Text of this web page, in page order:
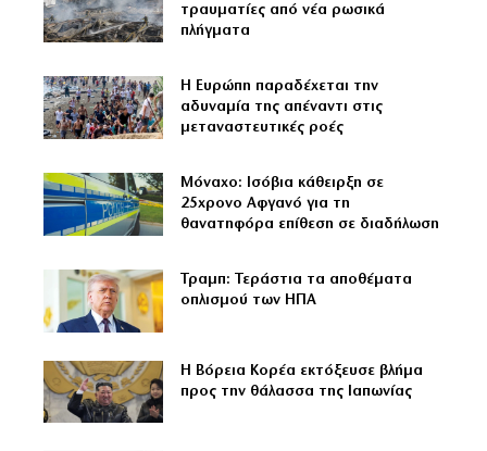
τραυματίες από νέα ρωσικά
πλήγματα
Η Ευρώπη παραδέχεται την
αδυναμία της απέναντι στις
μεταναστευτικές ροές
Μόναχο: Ισόβια κάθειρξη σε
25χρονο Αφγανό για τη
θανατηφόρα επίθεση σε διαδήλωση
Τραμπ: Τεράστια τα αποθέματα
οπλισμού των ΗΠΑ
Η Βόρεια Κορέα εκτόξευσε βλήμα
προς την θάλασσα της Ιαπωνίας